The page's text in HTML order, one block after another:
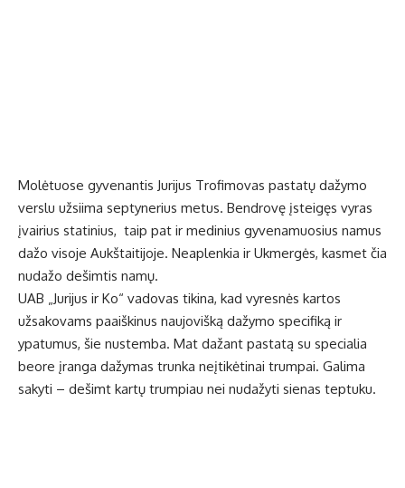
Molėtuose gyvenantis Jurijus Trofimovas pastatų dažymo
verslu užsiima septynerius metus. Bendrovę įsteigęs vyras
įvairius statinius, taip pat ir medinius gyvenamuosius namus
dažo visoje Aukštaitijoje. Neaplenkia ir Ukmergės, kasmet čia
nudažo dešimtis namų.
UAB „Jurijus ir Ko“ vadovas tikina, kad vyresnės kartos
užsakovams paaiškinus naujovišką dažymo specifiką ir
ypatumus, šie nustemba. Mat dažant pastatą su specialia
beore įranga dažymas trunka neįtikėtinai trumpai. Galima
sakyti – dešimt kartų trumpiau nei nudažyti sienas teptuku.